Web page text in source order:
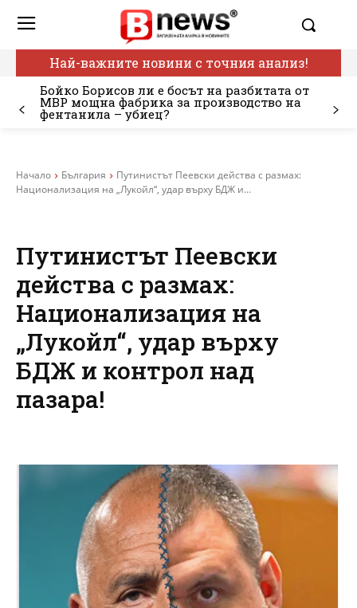
Най-важните новини с точния анализ!
Бойко Борисов ли е босът на разбитата от
МВР мощна фабрика за производство на
фентанила – убиец?
Начало България
Путинистът Пеевски действа с размах:
Национализация на „Лукойл“, удар върху БДЖ и...
Путинистът Пеевски
действа с размах:
Национализация на
„Лукойл“, удар върху
БДЖ и контрол над
пазара!